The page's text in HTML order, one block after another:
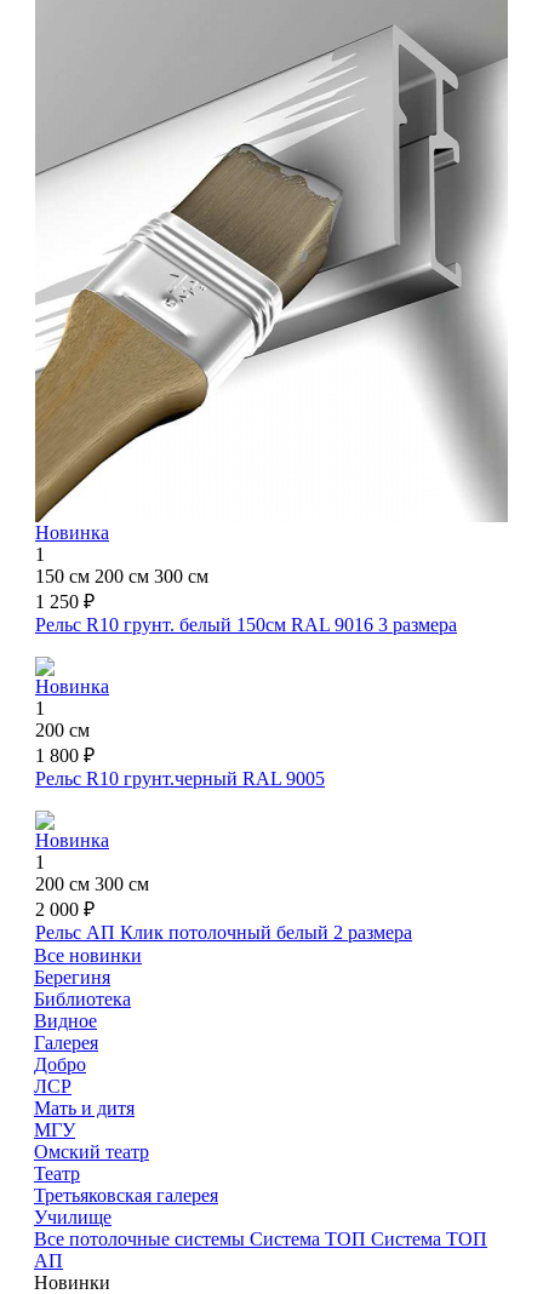
Новинка
1
150 см 200 см 300 см
1 250 ₽
Рельс R10 грунт. белый 150см RAL 9016 3 размера
Новинка
1
200 см
1 800 ₽
Рельс R10 грунт.черный RAL 9005
Новинка
1
200 см 300 см
2 000 ₽
Рельс АП Клик потолочный белый 2 размера
Все новинки
Берегиня
Библиотека
Видное
Галерея
Добро
ЛСР
Мать и дитя
МГУ
Омский театр
Театр
Третьяковская галерея
Училище
Все потолочные системы Система ТОП Система ТОП
АП
Новинки